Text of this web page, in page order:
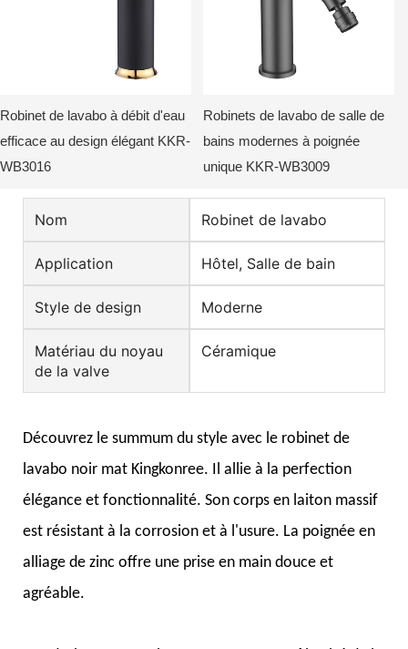
Robinet de lavabo à débit d'eau
efficace au design élégant KKR-
WB3016
Robinets de lavabo de salle de
bains modernes à poignée
unique KKR-WB3009
Nom Robinet de lavabo
Application Hôtel, Salle de bain
Style de design Moderne
Matériau du noyau
de la valve
Céramique
Découvrez le summum du style avec le robinet de
lavabo noir mat Kingkonree. Il allie à la perfection
élégance et fonctionnalité. Son corps en laiton massif
est résistant à la corrosion et à l'usure. La poignée en
alliage de zinc offre une prise en main douce et
agréable.